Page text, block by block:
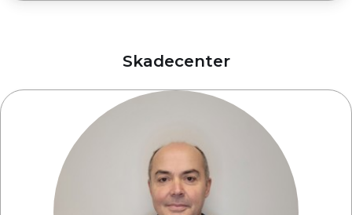
Skadecenter